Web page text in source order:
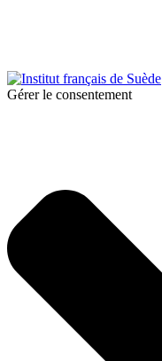
Gérer le consentement